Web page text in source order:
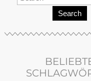
Search